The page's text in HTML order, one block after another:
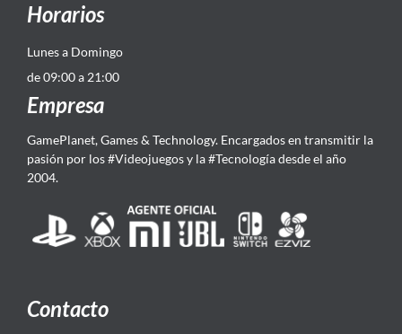
Horarios
Lunes a Domingo
de 09:00 a 21:00
Empresa
GamePlanet, Games & Technology. Encargados en transmitir la
pasión por los #Videojuegos y la #Tecnología desde el año
2004.
Contacto